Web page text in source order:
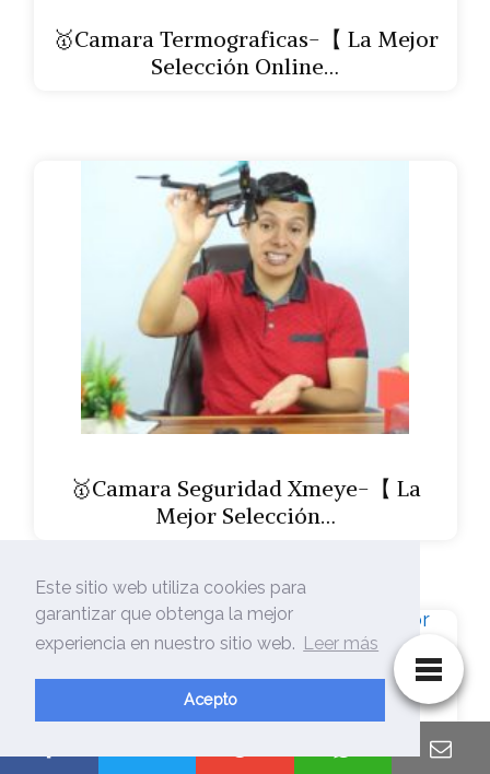
🥇Camara Termograficas-【 La Mejor
Selección Online…
🥇Camara Seguridad Xmeye-【 La
Mejor Selección…
🥇Camara Seguridad Xion-【 La
Mejor Selección…
Este sitio web utiliza cookies para
garantizar que obtenga la mejor
experiencia en nuestro sitio web. Leer más
Acepto